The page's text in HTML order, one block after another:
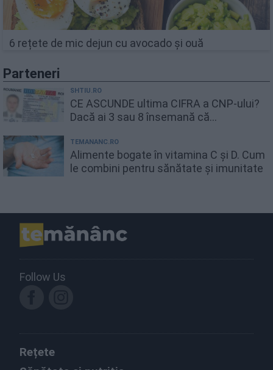
6 rețete de mic dejun cu avocado și ouă
Parteneri
SHTIU.RO
CE ASCUNDE ultima CIFRA a CNP-ului?
Dacă ai 3 sau 8 însemană că...
TEMANANC.RO
Alimente bogate în vitamina C și D. Cum
le combini pentru sănătate și imunitate
Follow Us
Rețete